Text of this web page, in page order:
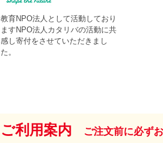
教育NPO法人として活動しており
ますNPO法人カタリバの活動に共
感し寄付をさせていただきまし
た。
ご利用案内 ご注文前に必ず